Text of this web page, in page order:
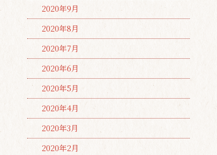
2020年9月
2020年8月
2020年7月
2020年6月
2020年5月
2020年4月
2020年3月
2020年2月